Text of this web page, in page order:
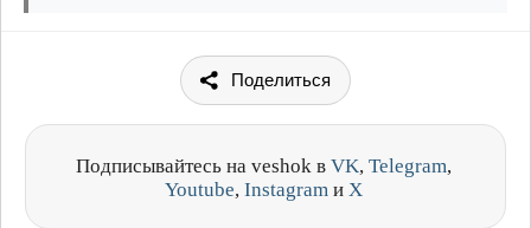
Поделиться
Подписывайтесь на veshok в VK, Telegram,
Youtube, Instagram и X